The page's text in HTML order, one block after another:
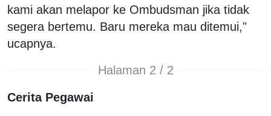
kami akan melapor ke Ombudsman jika tidak
segera bertemu. Baru mereka mau ditemui,"
ucapnya.
Halaman 2 / 2
Cerita Pegawai